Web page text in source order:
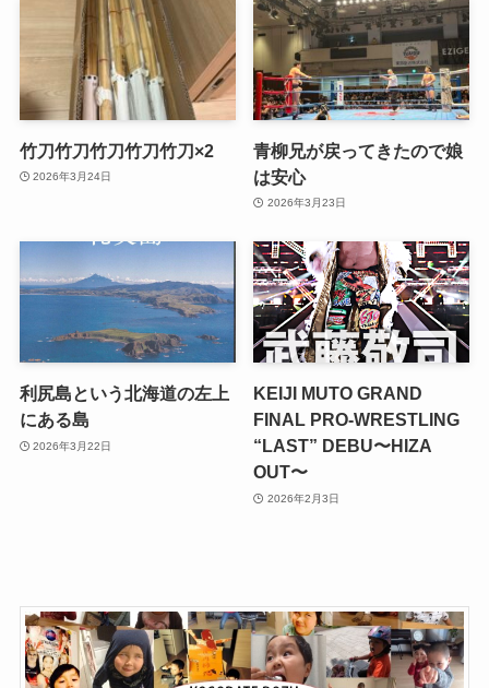
竹刀竹刀竹刀竹刀竹刀×2
2026年3月24日
青柳兄が戻ってきたので娘
は安心
2026年3月23日
利尻島という北海道の左上
にある島
2026年3月22日
KEIJI MUTO GRAND
FINAL PRO-WRESTLING
“LAST” DEBU〜HIZA
OUT〜
2026年2月3日